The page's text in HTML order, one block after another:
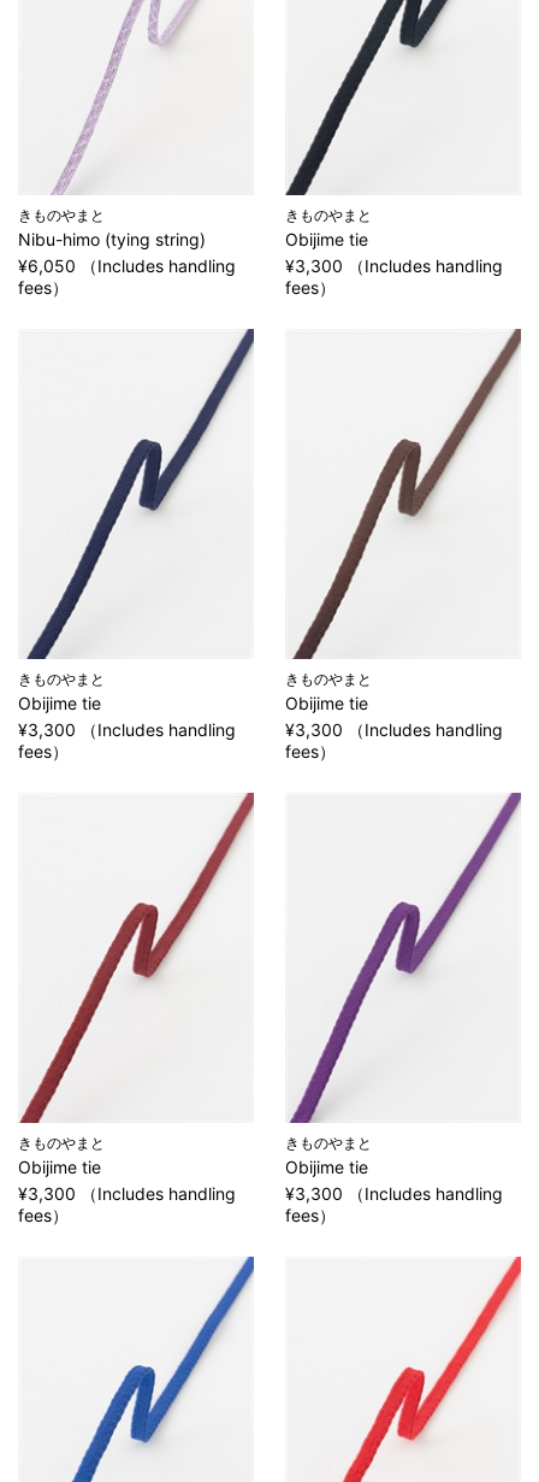
きものやまと
Nibu-himo (tying string)
¥6,050 （Includes handling
fees）
きものやまと
Obijime tie
¥3,300 （Includes handling
fees）
きものやまと
Obijime tie
¥3,300 （Includes handling
fees）
きものやまと
Obijime tie
¥3,300 （Includes handling
fees）
きものやまと
Obijime tie
¥3,300 （Includes handling
fees）
きものやまと
Obijime tie
¥3,300 （Includes handling
fees）